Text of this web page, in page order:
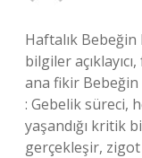
Haftalık
bilgiler
ana fikir Bebeğin
: Gebelik süreci,
yaşandığı kritik
gerçekleşir,